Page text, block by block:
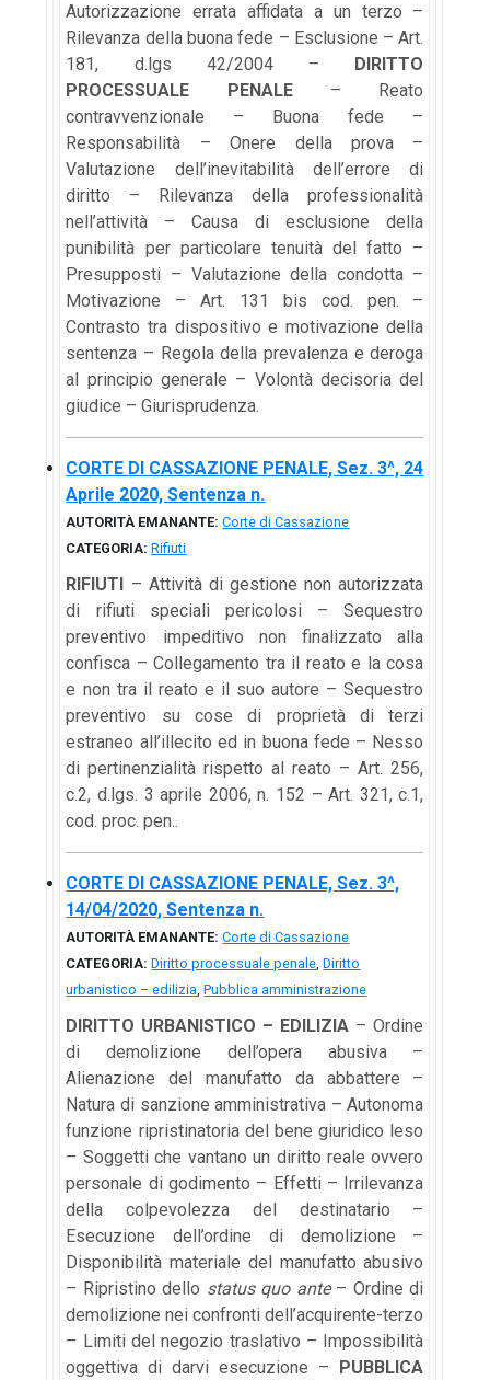
Autorizzazione errata affidata a un terzo –
Rilevanza della buona fede – Esclusione – Art.
181, d.lgs 42/2004 –
DIRITTO
PROCESSUALE PENALE– Reato
contravvenzionale – Buona fede –
Responsabilità – Onere della prova –
Valutazione dell’inevitabilità dell’errore di
diritto – Rilevanza della professionalità
nell’attività – Causa di esclusione della
punibilità per particolare tenuità del fatto –
Presupposti – Valutazione della condotta –
Motivazione – Art. 131 bis cod. pen. –
Contrasto tra dispositivo e motivazione della
sentenza – Regola della prevalenza e deroga
al principio generale – Volontà decisoria del
giudice – Giurisprudenza.
CORTE DI CASSAZIONE PENALE, Sez. 3^, 24
Aprile 2020, Sentenza n.
AUTORITÀ EMANANTE: Corte di Cassazione
CATEGORIA: Rifiuti
RIFIUTI
– Attività di gestione non autorizzata
di rifiuti speciali pericolosi – Sequestro
preventivo impeditivo non finalizzato alla
confisca – Collegamento tra il reato e la cosa
e non tra il reato e il suo autore – Sequestro
preventivo su cose di proprietà di terzi
estraneo all’illecito ed in buona fede – Nesso
di pertinenzialità rispetto al reato – Art. 256,
c.2, d.lgs. 3 aprile 2006, n. 152 – Art. 321, c.1,
cod. proc. pen..
CORTE DI CASSAZIONE PENALE, Sez. 3^,
14/04/2020, Sentenza n.
AUTORITÀ EMANANTE: Corte di Cassazione
CATEGORIA: Diritto processuale penale,Diritto
urbanistico – edilizia,Pubblica amministrazione
DIRITTO URBANISTICO – EDILIZIA – Ordine
di demolizione dell’opera abusiva –
Alienazione del manufatto da abbattere –
Natura di sanzione amministrativa – Autonoma
funzione ripristinatoria del bene giuridico leso
– Soggetti che vantano un diritto reale ovvero
personale di godimento – Effetti – Irrilevanza
della colpevolezza del destinatario –
Esecuzione dell’ordine di demolizione –
Disponibilità materiale del manufatto abusivo
– Ripristino dello status quo ante– Ordine di
demolizione nei confronti dell’acquirente-terzo
– Limiti del negozio traslativo – Impossibilità
oggettiva di darvi esecuzione –
PUBBLICA